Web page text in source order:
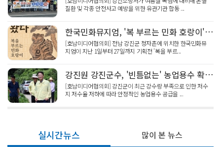
질환 및 각종 안전사고 예방을 위한 유관기관 합동 ...
한국민화뮤지엄, '복 부르는 민화 호랑이' 기획전
[호남미디어협의회] 전남 강진군 청자촌에 위치한 한국민화뮤
지엄이 지난 1일부터 27일까지 기획전 '복을 부르...
강진원 강진군수, '빈틈없는' 농업용수 확보, 저수지 점검
[호남미디어협의회] 강진군이 최근 강수량 부족으로 인한 저수
지 저수율 저하에 따라 안정적인 농업용수 공급을 ...
실시간뉴스 많이 본 뉴스